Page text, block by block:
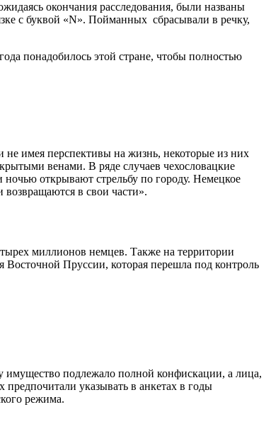
окончания расследования, были названы
с буквой «N». Пойманных сбрасывали в речку,
понадобилось этой стране, чтобы полностью
имея перспективы на жизнь, некоторые из них
венами. В ряде случаев чехословацкие
открывают стрельбу по городу. Немецкое
возвращаются в свои части».
миллионов немцев. Также на территории
Пруссии, которая перешла под контроль
имущество подлежало полной конфискации, а лица,
указывать в анкетах в годы
режима.